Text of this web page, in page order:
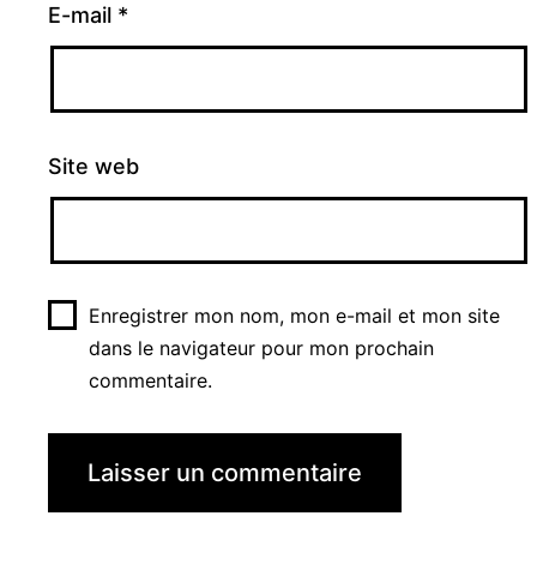
E-mail *
Site web
Enregistrer mon nom, mon e-mail et mon site
dans le navigateur pour mon prochain
commentaire.